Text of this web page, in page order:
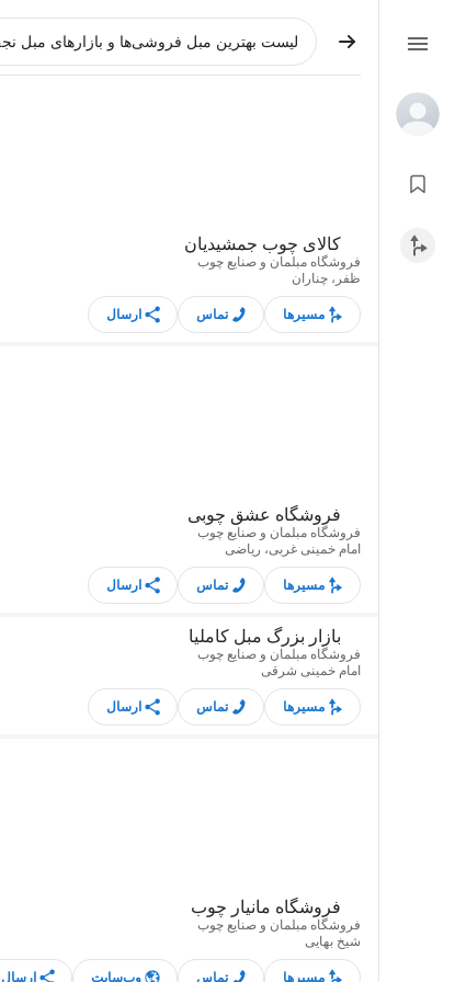
کالای چوب جمشیدیان
فروشگاه مبلمان و صنایع چوب
ظفر، چناران
مسیرها تماس ارسال
فروشگاه عشق چوبی
فروشگاه مبلمان و صنایع چوب
امام خمینی غربی، ریاضی
مسیرها تماس ارسال
بازار بزرگ مبل کاملیا
فروشگاه مبلمان و صنایع چوب
امام خمینی شرقی
مسیرها تماس ارسال
فروشگاه مانیار چوب
فروشگاه مبلمان و صنایع چوب
شیخ بهایی
مسیرها تماس وب‌سایت ارسال